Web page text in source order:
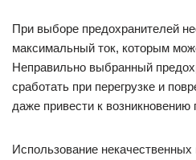
При выборе предохранителей
максимальный ток, которым
Неправильно выбранный
сработать при перегрузке и
даже привести к возникновению
Использование